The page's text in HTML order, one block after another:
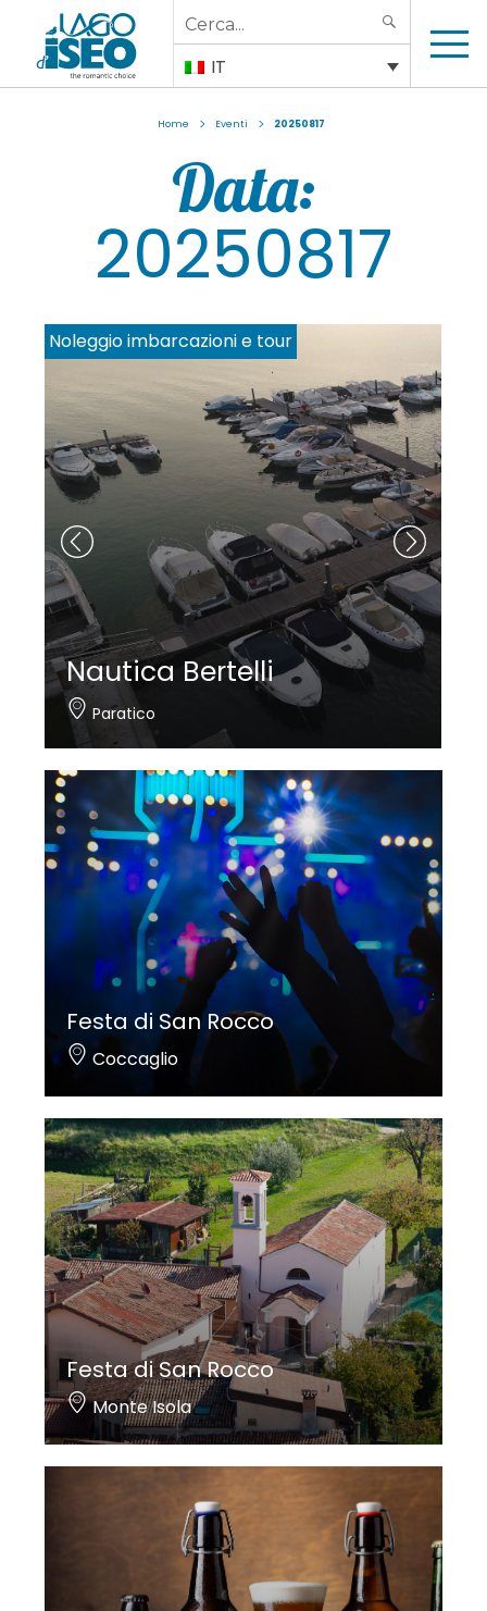
Search
for:
IT
Home > Eventi > 20250817
Data:
20250817
Noleggio imbarcazioni e tour
Nautica Bertelli
Paratico
Festa di San Rocco
Coccaglio
Festa di San Rocco
Monte Isola